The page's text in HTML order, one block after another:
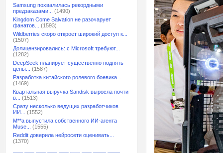
Samsung похвалилась рекордными
предзаказами...
(1490)
Kingdom Come Salvation не разочарует
фанатов...
(1593)
Wildberries скоро откроет широкий доступ к...
(1507)
Долицензировались: с Microsoft требуют...
(1282)
DeepSeek планирует существенно поднять
цены...
(1587)
Разработка китайского ролевого боевика...
(1469)
Квартальная выручка Sandisk выросла почти
в...
(1513)
Сразу несколько ведущих разработчиков
ИИ...
(1552)
M**a выпустила собственного ИИ-агента
Muse...
(1555)
Reddit доверила нейросети оценивать...
(1370)